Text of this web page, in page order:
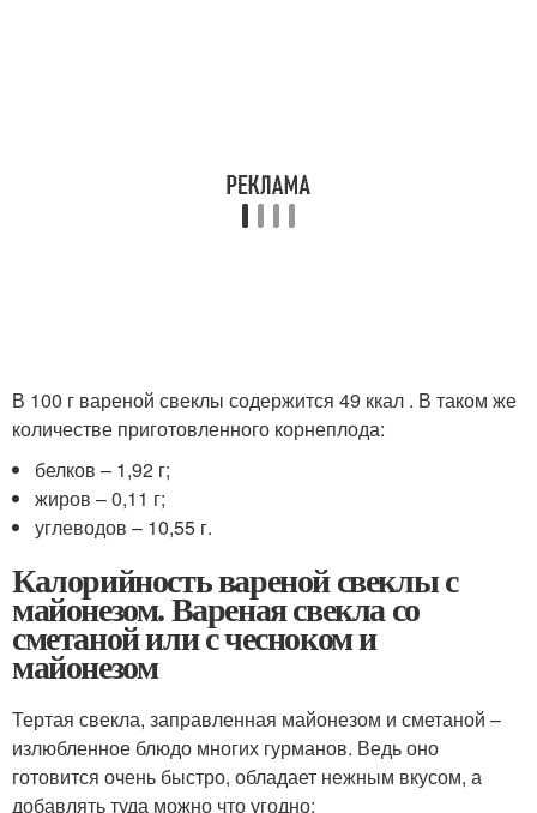
В 100 г вареной свеклы содержится 49 ккал . В таком же
количестве приготовленного корнеплода:
белков – 1,92 г;
жиров – 0,11 г;
углеводов – 10,55 г.
Калорийность вареной свеклы с
майонезом. Вареная свекла со
сметаной или с чесноком и
майонезом
Тертая свекла, заправленная майонезом и сметаной –
излюбленное блюдо многих гурманов. Ведь оно
готовится очень быстро, обладает нежным вкусом, а
добавлять туда можно что угодно: